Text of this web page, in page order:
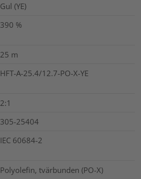
Gul (YE)
390 %
25 m
HFT-A-25.4/12.7-PO-X-YE
2:1
305-25404
IEC 60684-2
Polyolefin, tvärbunden (PO-X)